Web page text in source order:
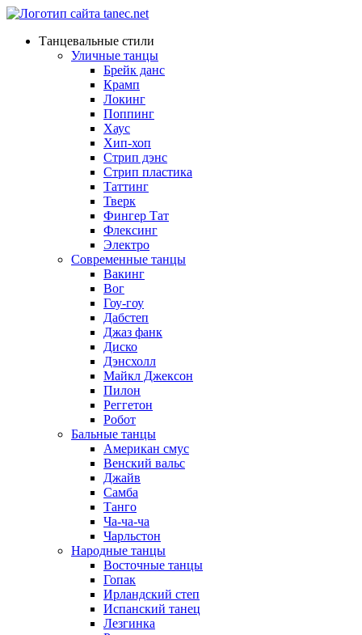
Танцевальные стили
Уличные танцы
Брейк данс
Крамп
Локинг
Поппинг
Хаус
Хип-хоп
Стрип дэнс
Стрип пластика
Таттинг
Тверк
Фингер Тат
Флексинг
Электро
Современные танцы
Вакинг
Вог
Гоу-гоу
Дабстеп
Джаз фанк
Диско
Дэнсхолл
Майкл Джексон
Пилон
Реггетон
Робот
Бальные танцы
Американ смус
Венский вальс
Джайв
Самба
Танго
Ча-ча-ча
Чарльстон
Народные танцы
Восточные танцы
Гопак
Ирландский степ
Испанский танец
Лезгинка